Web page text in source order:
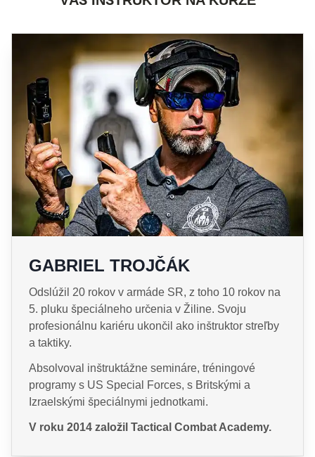
GABRIEL TROJČÁK
Odslúžil 20 rokov v armáde SR, z toho 10 rokov na
5. pluku špeciálneho určenia v Žiline. Svoju
profesionálnu kariéru ukončil ako inštruktor streľby
a taktiky.
Absolvoval inštruktážne semináre, tréningové
programy s US Special Forces, s Britskými a
Izraelskými špeciálnymi jednotkami.
V roku 2014 založil Tactical Combat Academy.